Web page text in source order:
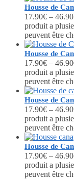
Housse de
17.90€ – 46.90
produit a
peuvent être
Housse de
17.90€ – 46.90
produit a
peuvent être
Housse de
17.90€ – 46.90
produit a
peuvent être
Housse de
17.90€ – 46.90
produit a
peuvent être